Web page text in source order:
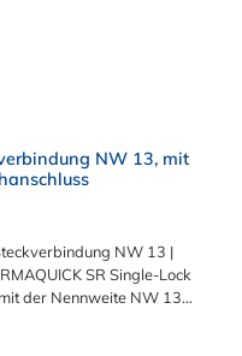
NW 13, mit
NW 13 |
der Nennweite NW 13